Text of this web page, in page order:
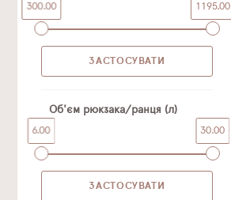
300.00 1195.00
Об'єм рюкзака/ранця (л)
6.00 30.00